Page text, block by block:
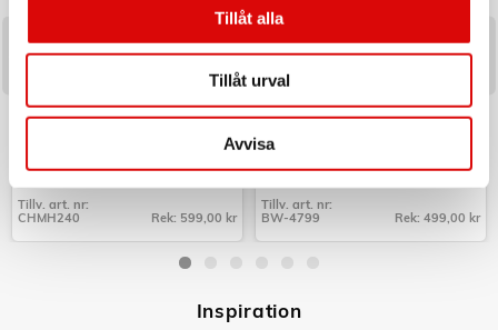
Tillåt alla
Tillåt urval
Avvisa
CHAMPION
Mobilhållare Bil QI
Art nr:
CHMH240
Tillv. art. nr:
CHMH240
Rek: 599,00 kr
TRISTAR
Värmekudde uppladdningsbar
60x45cm BW-4799
Art nr:
BW-4799
Tillv. art. nr:
BW-4799
Rek: 499,00 kr
Inspiration